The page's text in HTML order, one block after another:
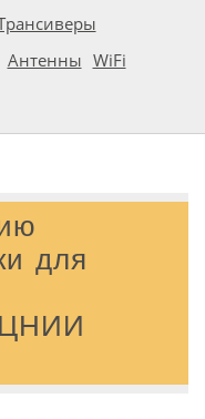
Антенны WiFi
для
ЦНИИ